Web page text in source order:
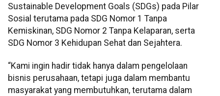
Sustainable Development Goals (SDGs) pada Pilar
Sosial terutama pada SDG Nomor 1 Tanpa
Kemiskinan, SDG Nomor 2 Tanpa Kelaparan, serta
SDG Nomor 3 Kehidupan Sehat dan Sejahtera.
“Kami ingin hadir tidak hanya dalam pengelolaan
bisnis perusahaan, tetapi juga dalam membantu
masyarakat yang membutuhkan, terutama dalam